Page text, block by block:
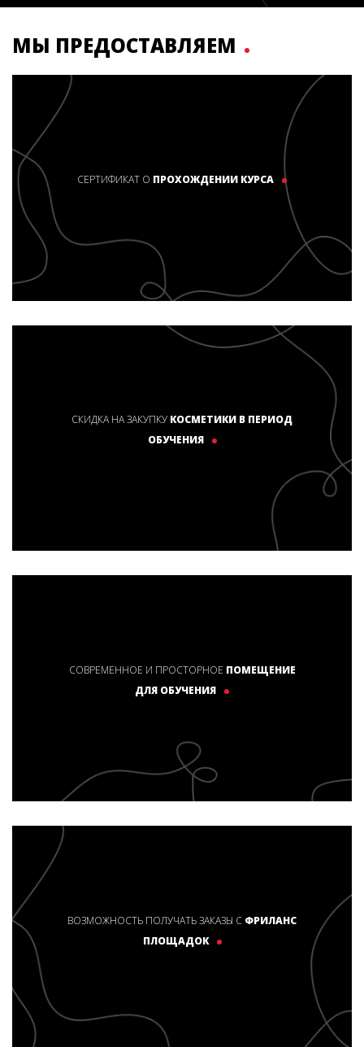
МЫ ПРЕДОСТАВЛЯЕМ
СЕРТИФИКАТ О ПРОХОЖДЕНИИ КУРСА
СКИДКА НА ЗАКУПКУ КОСМЕТИКИ В ПЕРИОД
ОБУЧЕНИЯ
СОВРЕМЕННОЕ И ПРОСТОРНОЕ ПОМЕЩЕНИЕ
ДЛЯ ОБУЧЕНИЯ
ВОЗМОЖНОСТЬ ПОЛУЧАТЬ ЗАКАЗЫ С ФРИЛАНС
ПЛОЩАДОК